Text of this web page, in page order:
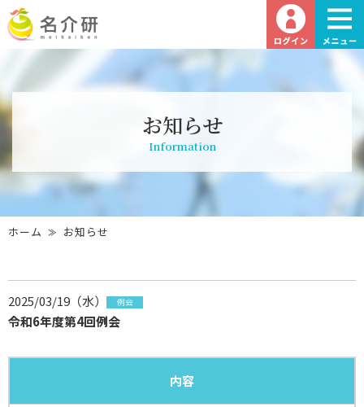
お知らせ
Information
ホーム お知らせ
2025/03/19（水） 例会
令和6年度第4回例会
内容